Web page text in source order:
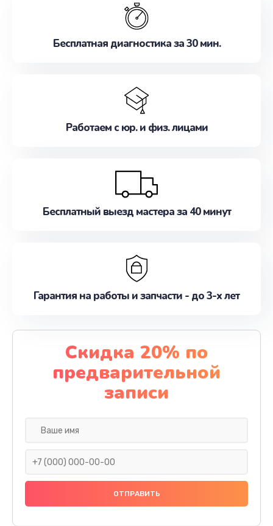
наилучшим образом. Не медлите записаться на
Бесплатная диагностика за 30 мин.
Работаем с юр. и физ. лицами
Бесплатный выезд мастера за 40 минут
Гарантия на работы и запчасти - до 3-х лет
Скидка 20% по
предварительной
записи